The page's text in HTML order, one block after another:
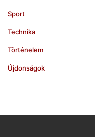
Sport
Technika
Történelem
Újdonságok